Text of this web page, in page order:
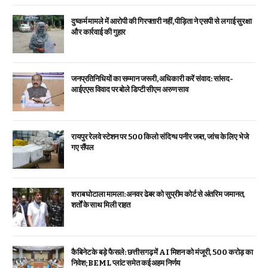
दुष्कर्म मामले में आरोपी की गिरफ्तारी नहीं, पीड़िता ने एसपी से लगाई सुरक्षा
और कार्रवाई की गुहार
जनप्रतिनिधियों का सम्मान जरूरी, अधिकारी करें संवाद: सांसद-
आईएएस विवाद पर बोले डिप्टी सीएम अरुण साव
रायपुर रेलवे स्टेशन पर 500 किलो संदिग्ध पनीर जब्त, जांच के लिए भेजे
गए सैंपल
शराब घोटाला मामला: अनवर ढेबर को सुप्रीम कोर्ट से अंतरिम जमानत,
शर्तों के साथ मिली राहत
कैबिनेट के बड़े फैसले: छत्तीसगढ़ में AI मिशन को मंजूरी, 500 करोड़ का
निवेश; BEML प्लांट समेत कई अहम निर्णय